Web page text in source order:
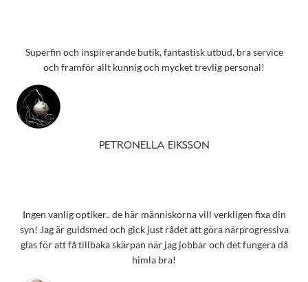
Superfin och inspirerande butik, fantastisk utbud, bra service
och framför allt kunnig och mycket trevlig personal!
PETRONELLA EIKSSON
Ingen vanlig optiker.. de här människorna vill verkligen fixa din
syn! Jag är guldsmed och gick just rådet att göra närprogressiva
glas för att få tillbaka skärpan när jag jobbar och det fungera då
himla bra!